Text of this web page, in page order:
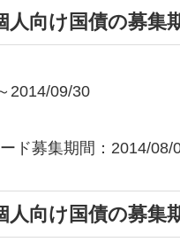
人向け国債の募集
2014/09/30
ド募集期間：2014/08/
人向け国債の募集